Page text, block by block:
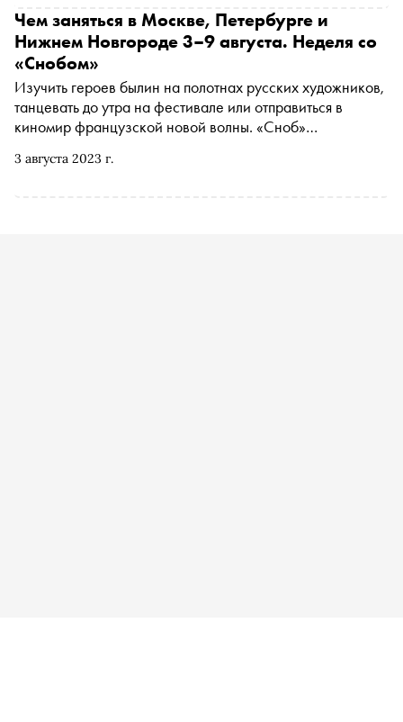
с Министерством культуры и туризма Московской
области рассказываем, каким местам за МКАД стоит
уделить внимание этой осенью
3 августа 2023 г.
Чем заняться в Москве, Петербурге и
Нижнем Новгороде 3–9 августа. Неделя со
«Снобом»
Изучить героев былин на полотнах русских художников,
танцевать до утра на фестивале или отправиться в
киномир французской новой волны. «Сноб»
Санкт-Петербурге и за городом на ближайшей неделе